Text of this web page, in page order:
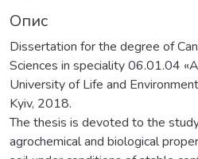
Опис
Dissertation for the degree of
Sciences in speciality 06.01.04
University of Life and
Kyiv, 2018.
The thesis is devoted to the
agrochemical and biological